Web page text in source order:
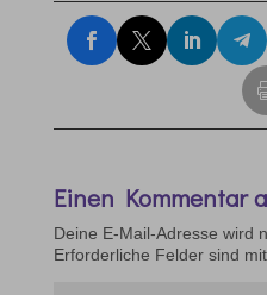
Einen Kommentar
Deine E-Mail-Adresse wird
Erforderliche Felder sind mit